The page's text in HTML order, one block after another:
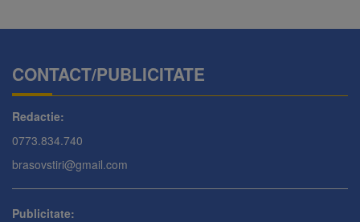
CONTACT/PUBLICITATE
Redactie:
0773.834.740
brasovstiri@gmail.com
Publicitate: